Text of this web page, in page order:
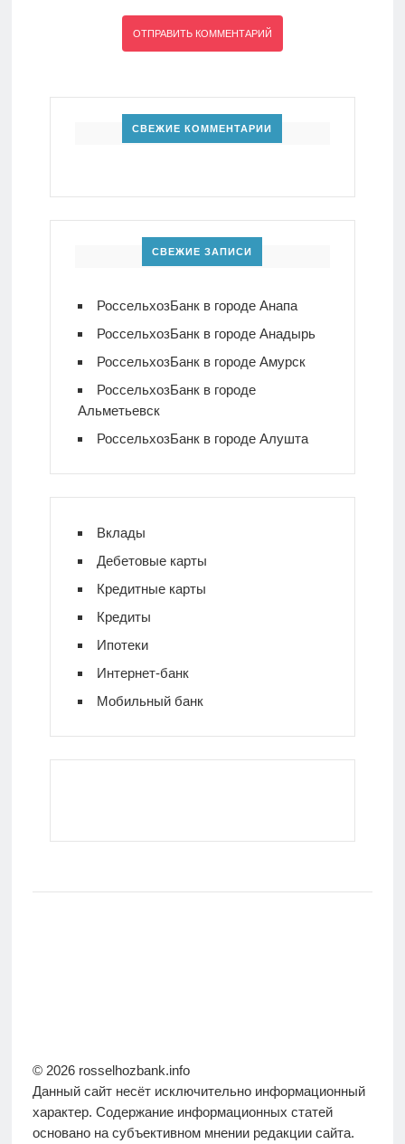
СВЕЖИЕ КОММЕНТАРИИ
СВЕЖИЕ ЗАПИСИ
РоссельхозБанк в городе Анапа
РоссельхозБанк в городе Анадырь
РоссельхозБанк в городе Амурск
РоссельхозБанк в городе
Альметьевск
РоссельхозБанк в городе Алушта
Вклады
Дебетовые карты
Кредитные карты
Кредиты
Ипотеки
Интернет-банк
Мобильный банк
© 2026 rosselhozbank.info
Данный сайт несёт исключительно информационный
характер. Содержание информационных статей
основано на субъективном мнении редакции сайта.